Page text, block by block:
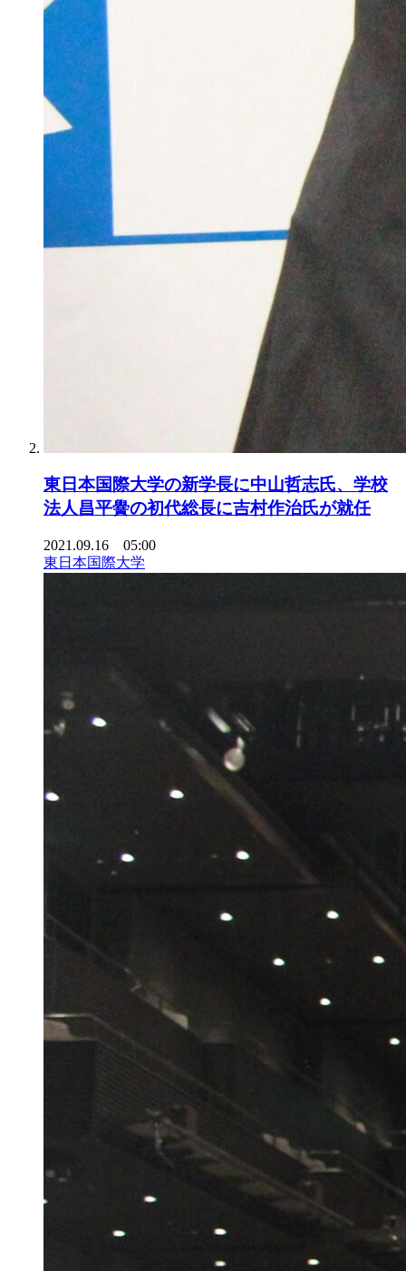
東日本国際大学の新学長に中山哲志氏、学校
法人昌平黌の初代総長に吉村作治氏が就任
2021.09.16 05:00
東日本国際大学